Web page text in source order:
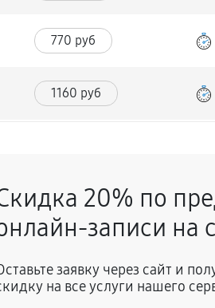
770 руб
1160 руб
770 руб20% по
записи на
заявку через сайт и
на все услуги нашего